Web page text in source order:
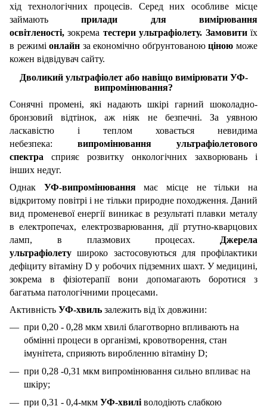
хід технологічних процесів. Серед них особливе місце
займаютьприлади для вимірювання
освітленості, зокрема тестери ультрафіолету. Замовитиїх
в режиміонлайн за економічно обґрунтованоюціною може
кожен відвідувач сайту.
Дволикий ультрафіолет або навіщо вимірювати УФ-
випромінювання?
Сонячні промені, які надають шкірі гарний шоколадно-
бронзовий відтінок, аж ніяк не безпечні. За уявною
ласкавістю і теплом ховається невидима
небезпека: випромінювання ультрафіолетового
спектра сприяє розвитку онкологічних захворювань і
інших недуг.
Однак УФ-випромінюваннямає місце не тільки на
відкритому повітрі і не тільки природне походження. Даний
вид променевої енергії виникає в результаті плавки металу
в електропечах, електрозварювання, дії ртутно-кварцових
ламп, в плазмових процесах.
Джерела
ультрафіолету широко застосовуються для профілактики
дефіциту вітаміну D у робочих підземних шахт. У медицині,
зокрема в фізіотерапії вони допомагають боротися з
багатьма патологічними процесами.
Активність УФ-хвиль залежить від їх довжини:
при 0,20 - 0,28 мкм хвилі благотворно впливають на
обмінні процеси в організмі, кровотворення, стан
імунітета, сприяють виробленню вітаміну D;
при 0,28 -0,31 мкм випромінювання сильно впливає на
шкіру;
при 0,31 - 0,4-мкм УФ-хвилі володіють слабкою